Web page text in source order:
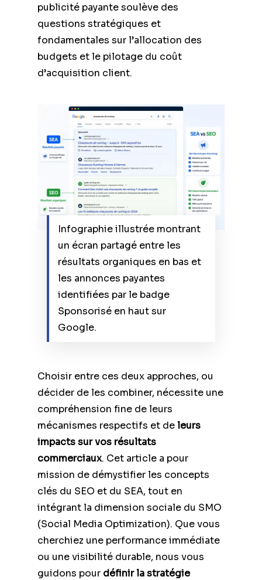
publicité payante soulève des
questions stratégiques et
fondamentales sur l’allocation des
budgets et le pilotage du coût
d’acquisition client.
Infographie illustrée montrant
un écran partagé entre les
résultats organiques en bas et
les annonces payantes
identifiées par le badge
Sponsorisé en haut sur
Google.
Choisir entre ces deux approches, ou
décider de les combiner, nécessite une
compréhension fine de leurs
mécanismes respectifs et deleurs
impacts sur vos résultats
commerciaux. Cet article a pour
mission de démystifier les concepts
clés du SEO et du SEA, tout en
intégrant la dimension sociale du SMO
(Social Media Optimization). Que vous
cherchiez une performance immédiate
ou une visibilité durable, nous vous
guidons pour définir la stratégie